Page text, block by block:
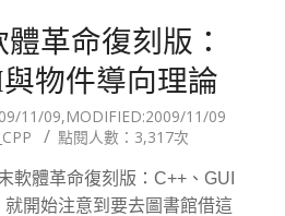
革命復刻版：
物件導向理論
11/09,MODIFIED:2009/11/09
點閱人數：3,317次
軟體革命復刻版：C++、GUI
開始注意到要去圖書館借這